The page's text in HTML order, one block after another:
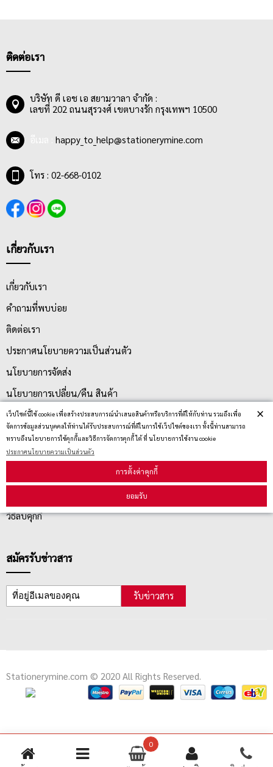
0
เว็ปไซต์นี้ใช้ cookie เพื่อสร้างประสบการณ์นำเสนอสินค้าหรือบริการที่ดีให้กับท่าน รวมถึงเพื่อ
จัดการข้อมูลส่วนบุคคลให้ท่านได้รับประสบการณ์ที่ดีในการใช้เว็ปไซต์ของเรา ทั้งนี้ท่านสามารถ
ทราบถึงนโยบายการใช้คุกกี้และวิธีการจัดการคุกกี้ ได้ ที่ นโยบายการใช้งาน cookie
ประกาศนโยบายความเป็นส่วนตัว
การตั้งค่าคุกกี้
ยอมรับ
×
ติดต่อเรา
บริษัท ดี เอช เอ สยามวาลา จำกัด :
เลขที่ 202 ถนนสุรวงศ์ เขตบางรัก กรุงเทพฯ 10500
happy_to_help@stationerymine.com
โทร : 02-668-0102
เกี่ยวกับเรา
เกี่ยวกับเรา
คำถามที่พบบ่อย
ติดต่อเรา
ประกาศนโยบายความเป็นส่วนตัว
นโยบายการจัดส่ง
นโยบายการเปลี่ยน/คืน สินค้า
บริการลูกค้า
วิธีลบคุกกี้
สมัครรับข่าวสาร
รับข่าวสาร
Stationerymine.com © 2020 All Rights Reserved.